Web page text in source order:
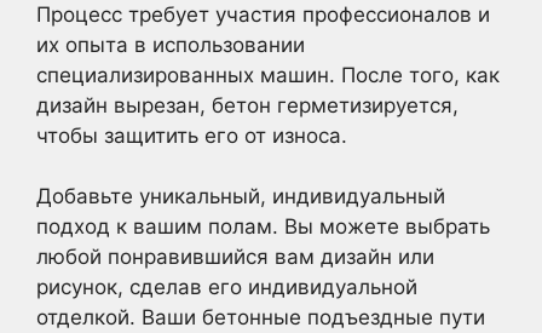
Процесс требует участия профессионалов и
их опыта в использовании
специализированных машин. После того, как
дизайн вырезан, бетон герметизируется,
чтобы защитить его от износа.
Добавьте уникальный, индивидуальный
подход к вашим полам. Вы можете выбрать
любой понравившийся вам дизайн или
рисунок, сделав его индивидуальной
отделкой. Ваши бетонные подъездные пути